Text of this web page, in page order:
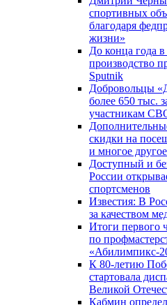
спортивных
благодаря
жизни»
До конца года
производство
Sputnik
Добровольцы
более 650 тыс.
участникам
скидки на
и многое
Доступный и
России
спортсменов
Известия: В
за качеством
Итоги первого
по
«Абилимпикс-
К 80-летию
стартовала
Великой
Кабмин